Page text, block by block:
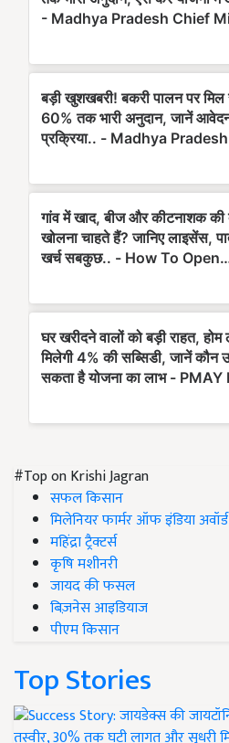
#Top on Krishi Jagran
सफल किसान
मिलेनियर फार्मर ऑफ इंडिया अवॉर्ड
महिंद्रा ट्रैक्टर्स
कृषि मशीनरी
जायद की फसल
बिज़नेस आइडियाज
पीएम किसान
Top Stories